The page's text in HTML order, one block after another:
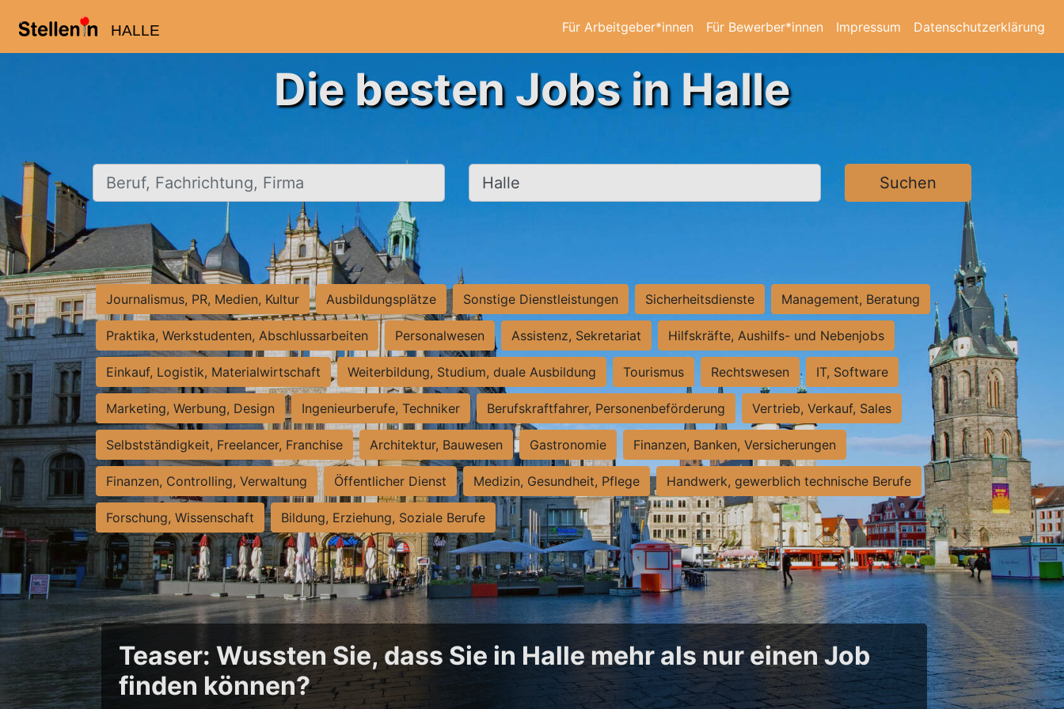
HALLE Für Arbeitgeber*innen Für Bewerber*innen Impressum Datenschutzerklärung
Die besten Jobs in Halle
Beruf, Fachrichtung, Firma Ort, Stadt Suchen
Journalismus, PR, Medien, Kultur Ausbildungsplätze Sonstige Dienstleistungen Sicherheitsdienste Management, Beratung
Praktika, Werkstudenten, Abschlussarbeiten Personalwesen Assistenz, Sekretariat Hilfskräfte, Aushilfs- und Nebenjobs
Einkauf, Logistik, Materialwirtschaft Weiterbildung, Studium, duale Ausbildung Tourismus Rechtswesen IT, Software
Marketing, Werbung, Design Ingenieurberufe, Techniker Berufskraftfahrer, Personenbeförderung Vertrieb, Verkauf, Sales
Selbstständigkeit, Freelancer, Franchise Architektur, Bauwesen Gastronomie Finanzen, Banken, Versicherungen
Finanzen, Controlling, Verwaltung Öffentlicher Dienst Medizin, Gesundheit, Pflege Handwerk, gewerblich technische Berufe
Forschung, Wissenschaft Bildung, Erziehung, Soziale Berufe
Teaser: Wussten Sie, dass Sie in Halle mehr als nur einen Job
finden können?